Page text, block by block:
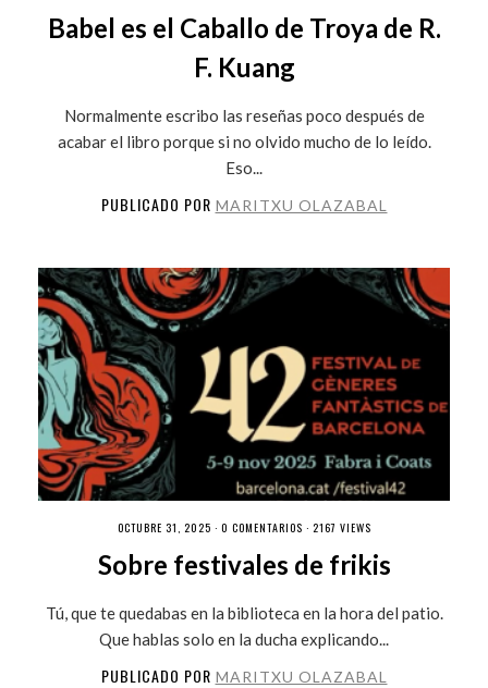
Babel es el Caballo de Troya de R.
F. Kuang
Normalmente escribo las reseñas poco después de
acabar el libro porque si no olvido mucho de lo leído.
Eso...
PUBLICADO POR MARITXU OLAZABAL
OCTUBRE 31, 2025 · 0 COMENTARIOS · 2167 VIEWS
Sobre festivales de frikis
Tú, que te quedabas en la biblioteca en la hora del patio.
Que hablas solo en la ducha explicando...
PUBLICADO POR MARITXU OLAZABAL